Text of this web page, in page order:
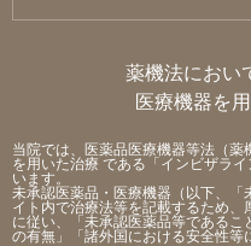
薬機法におい
医療機器を
当院では、医薬品医療機器等法（
を用いた治療 である「インビザラ
います。
未承認医薬品・医療機器（以下、
イト内で治療法等を記載するため
に従い、「未承認医薬品等である
の有無」「諸外国における安全性